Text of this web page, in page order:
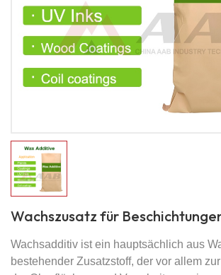
Wachszusatz für
Wachsadditiv ist ein hauptsächlich aus
bestehender Zusatzstoff, der vor allem